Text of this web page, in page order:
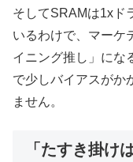
そしてSRAMは1xド
いるわけで、マーケ
イニング推し」にな
で少しバイアスがか
ません。
「たすき掛け